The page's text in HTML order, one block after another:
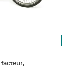
facteur,